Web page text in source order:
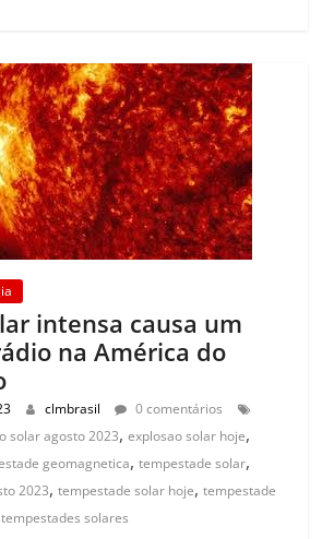
intensa causa um
na América do
clmbrasil
0 comentários
solar agosto 2023,explosao solar hoje,
geomagnetica,tempestade solar,
2023,tempestade solar hoje,tempestade
tempestades solares